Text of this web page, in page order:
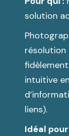
solution
résolution
intuitive
liens).
Idéal